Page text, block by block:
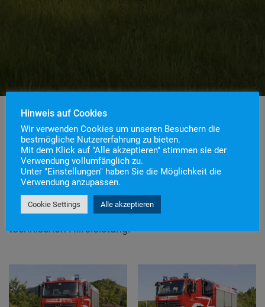
Im Jahr 2019 wurde das HLF 20 beschafft. Als
Fahrgestell dient ein Mercedes Benz Atego 1530.
Der Aufbau stammt von der Firma Magirus. Zur
Beladung gehört umfangreiches Material zur
technischen Hilfeleistung.
Hinweis auf Cookies
Wir verwenden Cookies um unseren Besuchern die
bestmögliche Nutzererfahrung zu bieten.
Mit dem Klick auf "Alle akzeptieren" stimmen sie der
Verwendung vollumfänglich zu.
Unter "Einstellungen" haben Sie die Möglichkeit die
Verwendung anzupassen.
Cookie Settings Alle akzeptieren